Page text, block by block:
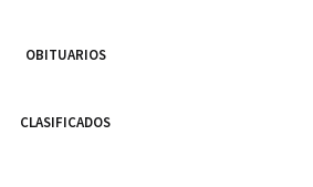
OBITUARIOS
CLASIFICADOS